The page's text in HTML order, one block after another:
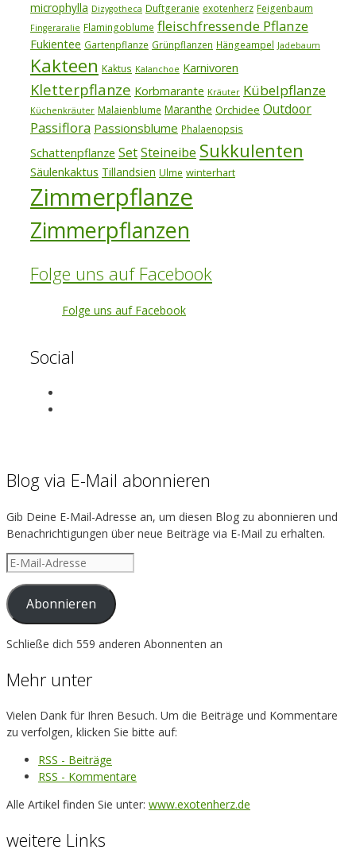
microphylla Dizygotheca Duftgeranie exotenherz Feigenbaum
Fingeraralie Flamingoblume fleischfressende Pflanze
Fukientee Gartenpflanze Grünpflanzen Hängeampel Jadebaum
Kakteen Kaktus Kalanchoe Karnivoren
Kletterpflanze Korbmarante Kräuter Kübelpflanze
Küchenkräuter Malaienblume Maranthe Orchidee Outdoor
Passiflora Passionsblume Phalaenopsis
Schattenpflanze SetSteineibe Sukkulenten
Säulenkaktus Tillandsien Ulme winterhart
Zimmerpflanze
Zimmerpflanzen
Folge uns auf Facebook
Folge uns auf Facebook
Social
Instagram
Blog via E-Mail abonnieren
Gib Deine E-Mail-Adresse an, um diesen Blog zu abonnieren und
Benachrichtigungen über neue Beiträge via E-Mail zu erhalten.
E-
Mail-
Adresse
Abonnieren
Schließe dich 559 anderen Abonnenten an
Mehr unter
Vielen Dank für Ihren Besuch. Um die Beiträge und Kommentare
zu verfolgen, klicken Sie bitte auf:
RSS - Beiträge
RSS - Kommentare
Alle Artikel finden Sie unter: www.exotenherz.de
weitere Links